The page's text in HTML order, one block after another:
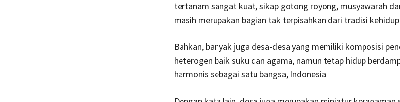
tertanam sangat kuat, sikap gotong royong, musyawarah
masih merupakan bagian tak terpisahkan dari tradisi
Bahkan, banyak juga desa-desa yang memiliki komposisi
heterogen baik suku dan agama, namun tetap hidup
harmonis sebagai satu bangsa, Indonesia.